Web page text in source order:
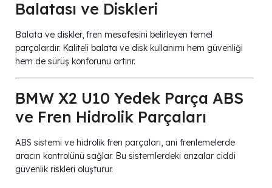
Balatası ve Diskleri
Balata ve diskler, fren mesafesini belirleyen temel
parçalardır. Kaliteli balata ve disk kullanımı hem güvenliği
hem de sürüş konforunu artırır.
BMW X2 U10 Yedek Parça ABS
ve Fren Hidrolik Parçaları
ABS sistemi ve hidrolik fren parçaları, ani frenlemelerde
aracın kontrolünü sağlar. Bu sistemlerdeki arızalar ciddi
güvenlik riskleri oluşturur.